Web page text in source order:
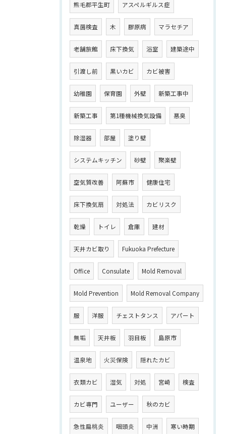
熊毛郡平生町 アスペルギルス症
真菌検査 木 膠原病 マラセチア
老舗旅館 床下換気 浴室 建築途中
引渡し前 黒いカビ カビ被害
幼稚園 保育園 外壁 新築工事中
新築工事 第1種機械換気設備 悪臭
除湿器 部屋 塗り壁
システムキッチン 砂壁 聚楽壁
空気質改善 阿蘇市 健康住宅
床下換気扇 対処法 カビリスク
乾燥 トイレ 倉庫 建材
天井カビ取り Fukuoka Prefecture
Office Consulate Mold Removal
Mold Prevention Mold Removal Company
服 洋服 チェストタンス アパート
無垢 天井板 羽目板 島原市
温泉地 火災保険 隠れたカビ
衣類カビ 湿気 対処 宮崎 検査
カビ専門 ユーザー 秋のカビ
急性扁桃炎 咽頭炎 中洲 寒い時期